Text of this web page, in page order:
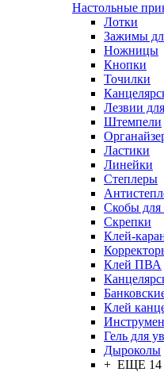
Настольные
Лотки
Зажимы
Ножницы
Кнопки
Точилки
Лезвии
Штемпели
Ластики
Линейки
Степлеры
Скобы для
Скрепки
Клей-
Клей ПВА
Клей
Гель для
Дыроколы
+ ЕЩЕ 14